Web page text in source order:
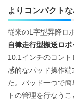
よりコンパクトな
従来のL字型昇降ロ
自律走行型搬送ロ
10.1インチのコン
感的なパッド操作
た。パッド一つで
トの管理を行なうこ